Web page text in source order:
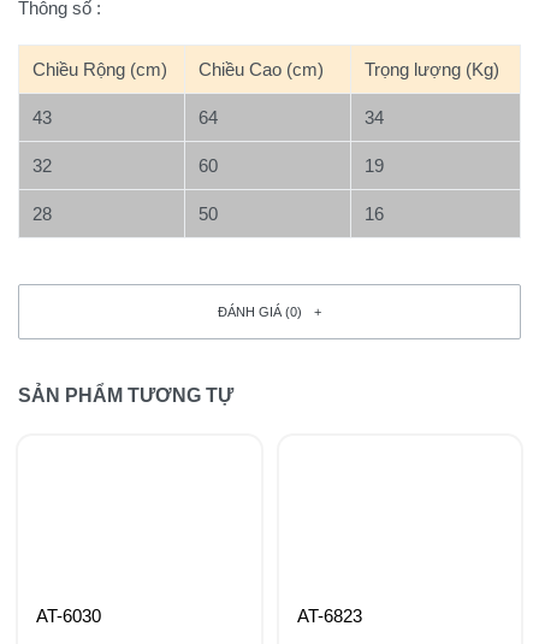
Thông số :
Chiều Rộng (cm) Chiều Cao (cm) Trọng lượng (Kg)
43 64 34
32 60 19
28 50 16
ĐÁNH GIÁ (0)
SẢN PHẨM TƯƠNG TỰ
AT-6030 AT-6823